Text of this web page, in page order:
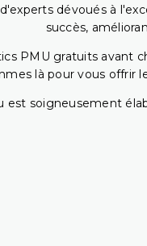
dévoués à
succès,
PMU gratuits avant
là pour vous offrir
soigneusement